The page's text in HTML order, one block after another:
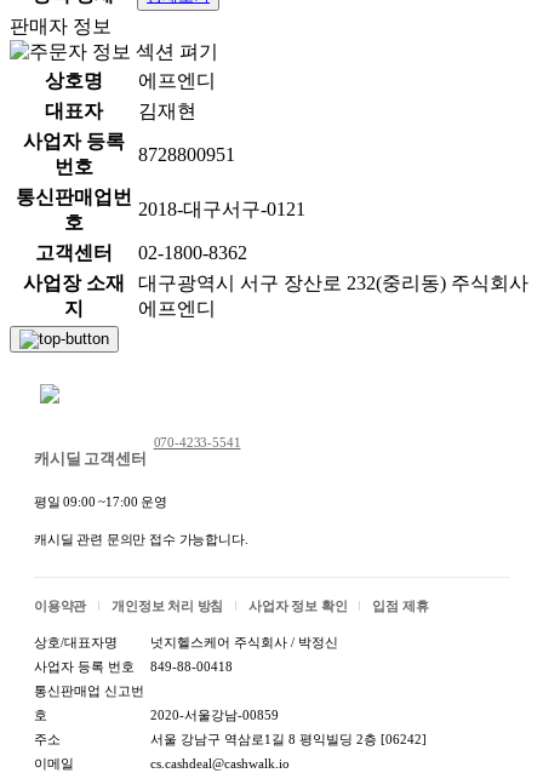
판매자 정보
상호명
에프엔디
대표자
김재현
사업자 등록
번호
8728800951
통신판매업번
호
2018-대구서구-0121
고객센터
02-1800-8362
사업장 소재
지
대구광역시 서구 장산로 232(중리동) 주식회사
에프엔디
캐시딜 고객센터
070-4233-5541
평일 09:00 ~17:00 운영
캐시딜 관련 문의만 접수 가능합니다.
이용약관 개인정보 처리 방침 사업자 정보 확인 입점 제휴
상호/대표자명
넛지헬스케어 주식회사 / 박정신
사업자 등록 번호
849-88-00418
통신판매업 신고번
호
2020-서울강남-00859
주소
서울 강남구 역삼로1길 8 평익빌딩 2층 [06242]
이메일
cs.cashdeal@cashwalk.io